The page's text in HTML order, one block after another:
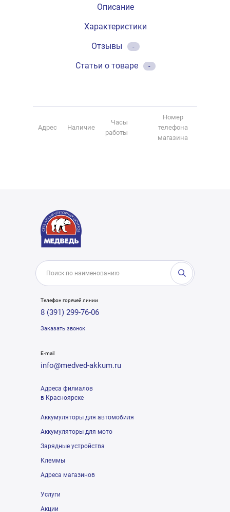
Описание
Характеристики
Отзывы
-
Статьи о товаре -
Адрес Наличие
Часы
работы
Номер
телефона
магазина
Телефон горячей линии
8 (391) 299-76-06
Заказать звонок
E-mail
info@medved-akkum.ru
Адреса филиалов
в Красноярске
Аккумуляторы для автомобиля
Аккумуляторы для мото
Зарядные устройства
Клеммы
Адреса магазинов
Услуги
Акции